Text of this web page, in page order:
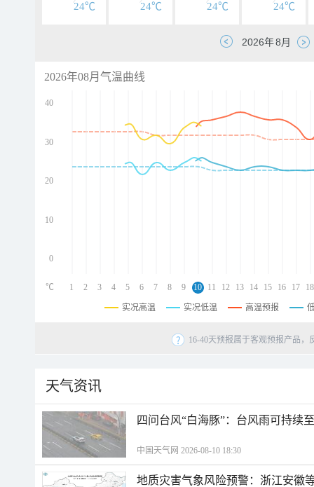
24℃ 24℃ 24℃ 24℃
2026年08月气温曲线
40
30
20
10
0
1 2 3 4 5 6 7 8 9 10 11 12 13 14 15 16 17 18
℃
实况高温 实况低温 高温预报
16-40天预报属于客观预报产品
天气资讯
四问台风“白海豚”：台风雨可持续
中国天气网 2026-08-10 18:30
地质灾害气象风险预警：浙江安徽